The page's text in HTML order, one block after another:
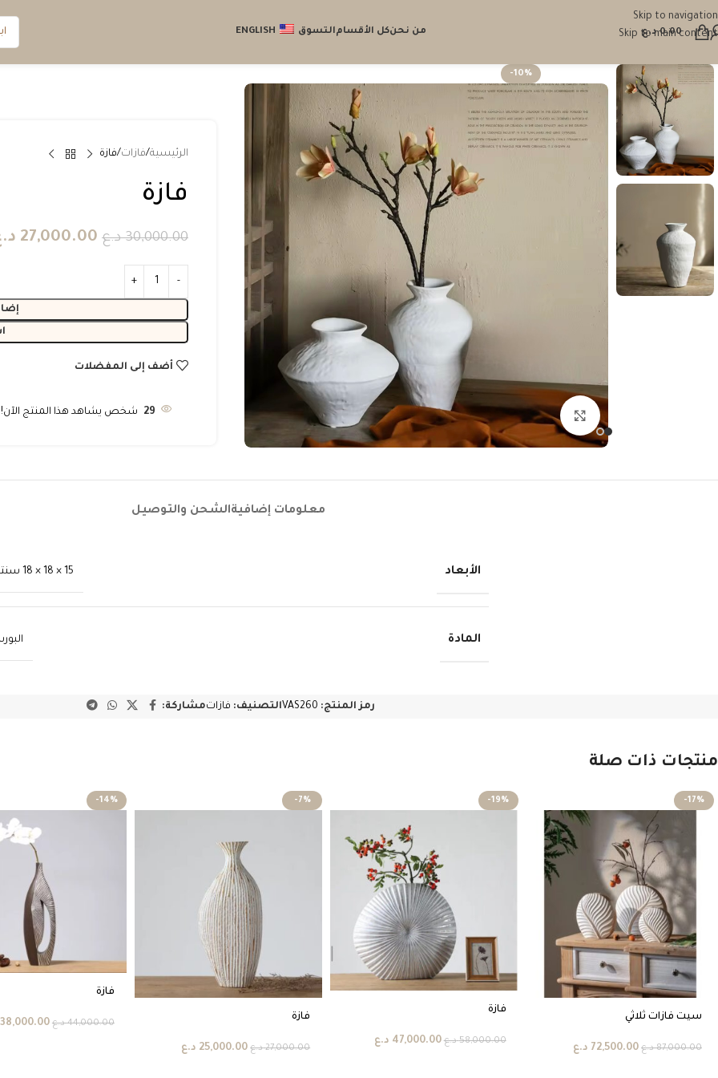
Skip to navigation
Skip to main content
0.00 د.ع من نحنكل الأقسامالتسوق ENGLISH
-10%
انقر للتكبير
الرئيسية فازات فازة
فازة
30,000.00 د.ع 27,000.00
أضف إلى المفضلات
29 شخص يشاهد هذا المنتج الآن!
معلومات إضافيةالشحن والتوصيل
الأبعاد 15 × 18 × 18 سنتيميتر
المادة
رمز المنتج: VAS260التصنيف: فازاتمشاركة:
منتجات ذات صلة
-17%
سيت فازات ثلاثي
87,000.00 د.ع 72,500.00 د.ع
-19%
فازة
58,000.00 د.ع 47,000.00 د.ع
-7%
فازة
27,000.00 د.ع 25,000.00 د.ع
-14%
فازة
44,000.00 د.ع 38,000.00